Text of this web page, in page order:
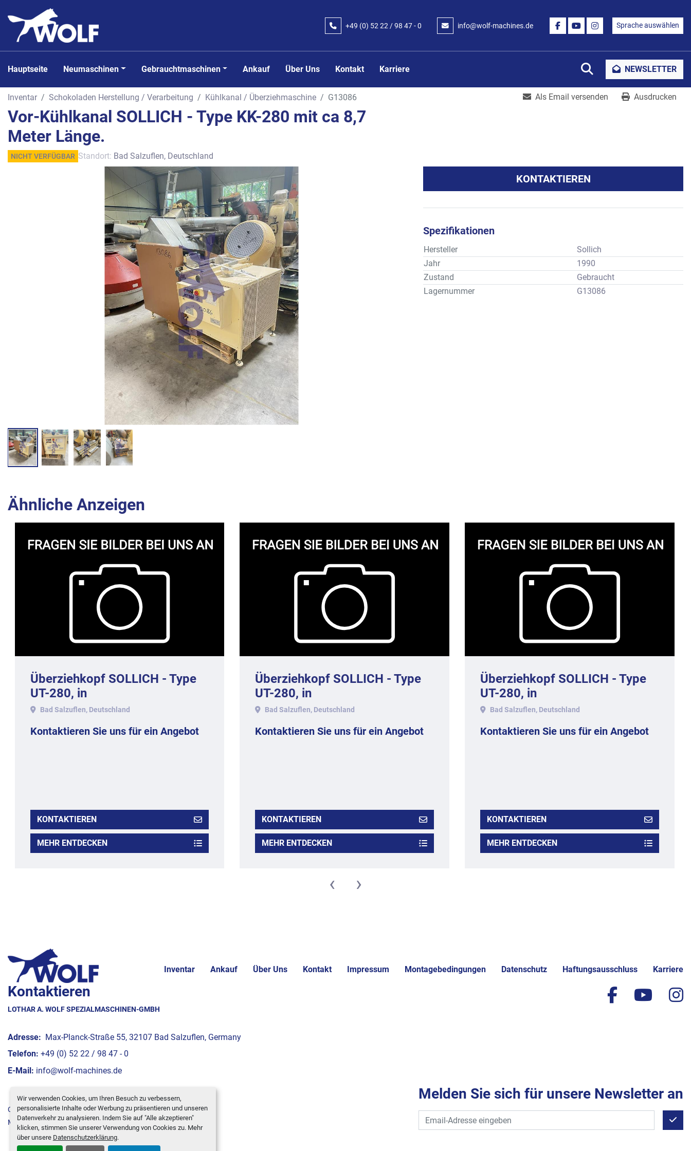
Wir verwenden Cookies, um Ihren Besuch zu verbessern,
personalisierte Inhalte oder Werbung zu präsentieren und unseren
Datenverkehr zu analysieren. Indem Sie auf "Alle akzeptieren"
klicken, stimmen Sie unserer Verwendung von Cookies zu. Mehr
über unsere Datenschutzerklärung.
+49 (0) 52 22 / 98 47 - 0 info@wolf-machines.de
FACEBOOK
YOUTUBEINSTAGRAM
Sprache auswählen
Hauptseite Neumaschinen Gebrauchtmaschinen Ankauf Über Uns Kontakt Karriere SucheNEWSLETTER
Inventar Schokoladen Herstellung / Verarbeitung Kühlkanal / Überziehmaschine G13086 Als Email versenden Ausdrucken
Vor-Kühlkanal SOLLICH - Type KK-280 mit ca 8,7
Meter Länge.
NICHT VERFÜGBAR Standort: Bad Salzuflen, Deutschland
KONTAKTIEREN
Spezifikationen
Hersteller
Sollich
Jahr
1990
Zustand
Gebraucht
Lagernummer
G13086
Ähnliche Anzeigen
Überziehkopf SOLLICH - Type
UT-280, in
Aluminiumausführung.
Bad Salzuflen, Deutschland
Kontaktieren Sie uns für ein Angebot
KONTAKTIEREN
MEHR ENTDECKEN
Überziehkopf SOLLICH - Type
UT-280, in
Aluminiumausführung.
Bad Salzuflen, Deutschland
Kontaktieren Sie uns für ein Angebot
KONTAKTIEREN
MEHR ENTDECKEN
Überziehkopf SOLLICH - Type
UT-280, in
Aluminiumausführung.
Bad Salzuflen, Deutschland
Kontaktieren Sie uns für ein Angebot
KONTAKTIEREN
MEHR ENTDECKEN
‹ ›
Inventar Ankauf Über Uns Kontakt Impressum Montagebedingungen Datenschutz Haftungsausschluss Karriere
Kontaktieren
LOTHAR A. WOLF SPEZIALMASCHINEN-GMBH
Adresse: Max-Planck-Straße 55, 32107 Bad Salzuflen, Germany
Telefon: +49 (0) 52 22 / 98 47 - 0
E-Mail: info@wolf-machines.de
Cookie-Einstellungen
Machinio System-Website vonMachinio
facebook
Melden Sie sich für unsere Newsletter an